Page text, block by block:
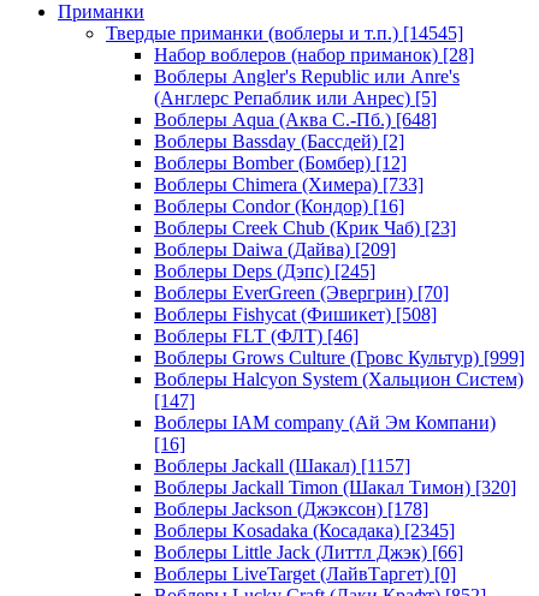
Приманки
Твердые приманки (воблеры и т.п.) [14545]
Набор воблеров (набор приманок) [28]
Воблеры Angler's Republic или Anre's
(Англерс Репаблик или Анрес) [5]
Воблеры Aqua (Аква С.-Пб.) [648]
Воблеры Bassday (Бассдей) [2]
Воблеры Bomber (Бомбер) [12]
Воблеры Chimera (Химера) [733]
Воблеры Condor (Кондор) [16]
Воблеры Creek Chub (Крик Чаб) [23]
Воблеры Daiwa (Дайва) [209]
Воблеры Deps (Дэпс) [245]
Воблеры EverGreen (Эвергрин) [70]
Воблеры Fishycat (Фишикет) [508]
Воблеры FLT (ФЛТ) [46]
Воблеры Grows Culture (Гровс Культур) [999]
Воблеры Halcyon System (Хальцион Систем)
[147]
Воблеры IAM company (Ай Эм Компани)
[16]
Воблеры Jackall (Шакал) [1157]
Воблеры Jackall Timon (Шакал Тимон) [320]
Воблеры Jackson (Джэксон) [178]
Воблеры Kosadaka (Косадака) [2345]
Воблеры Little Jack (Литтл Джэк) [66]
Воблеры LiveTarget (ЛайвТаргет) [0]